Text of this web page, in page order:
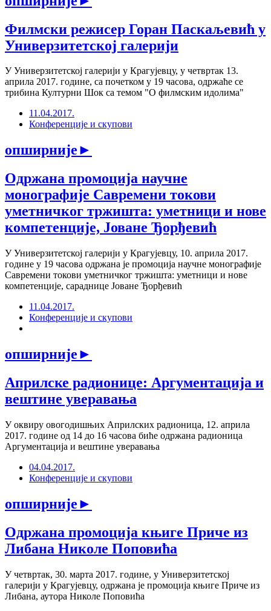
Филмски режисер Горан Паскаљевић у
Универзитетској галерији
У Универзитетској галерији у Крагујевцу, у четвртак 13.
априла 2017. године, са почетком у 19 часова, одржаће се
трибина Културни Шок са темом "О филмским идолима"
11.04.2017.
Конференције и скупови
опширније►
Одржана промоција научне
монографије Савремени токови
уметничког тржишта: уметници и нове
компетенције, Јоване Ђорђевић
У Универзитетској галерији у Крагујевцу, 10. априла 2017.
године у 19 часова одржана је промоција научне монографије
Савремени токови уметничког тржишта: уметници и нове
компетенције, сараднице Јоване Ђорђевић
11.04.2017.
Конференције и скупови
опширније►
Априлске радионице: Аргументација и
вештине уверавања
У оквиру овогодишњих Априлских радионица, 12. априла
2017. године од 14 до 16 часова биће одржана радионица
Аргументација и вештине уверавања
04.04.2017.
Конференције и скупови
опширније►
Одржана промоција књиге Приче из
Либана Николе Поповића
У четвртак, 30. марта 2017. године, у Универзитетској
галерији у Крагујевцу, одржана је промоција књиге Приче из
Либана, аутора Николе Поповића